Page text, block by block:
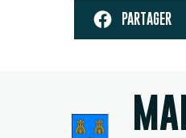
PARTAGER